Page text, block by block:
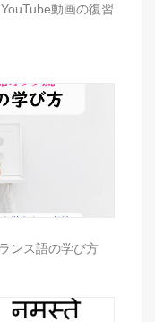
動画の復習
ンス語の学び方